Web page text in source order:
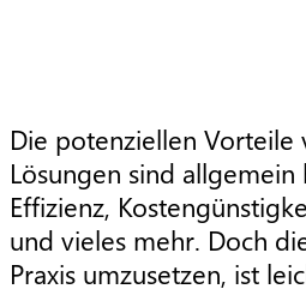
Die potenziellen Vorteile
Lösungen sind
Effizienz,
und vieles mehr. Doch
Praxis umzusetzen, ist